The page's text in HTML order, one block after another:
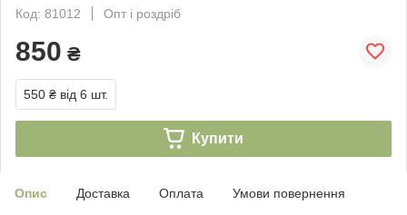
Код: 81012
Опт і роздріб
850 ₴
550 ₴ від 6 шт.
Купити
Опис Доставка Оплата Умови повернення